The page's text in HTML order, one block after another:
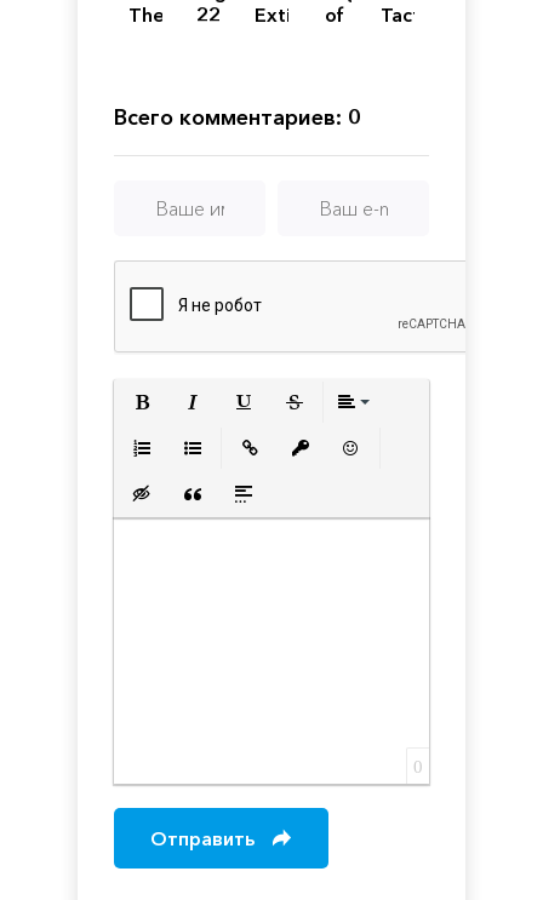
The
22
Extinction
of
Tactical
Всего комментариев: 0
Вставка скрытого текста
Вставка цитаты
Вставка спойлера
0
Отправить